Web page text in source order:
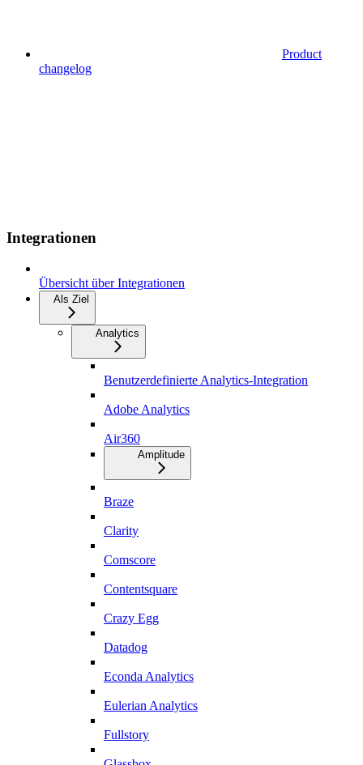
Product
changelog
Integrationen
Übersicht über Integrationen
Als Ziel
Analytics
Benutzerdefinierte Analytics-Integration
Adobe Analytics
Air360
Amplitude
Braze
Clarity
Comscore
Contentsquare
Crazy Egg
Datadog
Econda Analytics
Eulerian Analytics
Fullstory